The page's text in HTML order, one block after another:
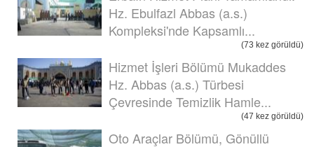
Hz. Ebulfazl Abbas (a.s.)
Kompleksi'nde Kapsamlı...
(73 kez görüldü)
Hizmet İşleri Bölümü Mukaddes
Hz. Abbas (a.s.) Türbesi
Çevresinde Temizlik Hamle...
(47 kez görüldü)
Oto Araçlar Bölümü, Gönüllü